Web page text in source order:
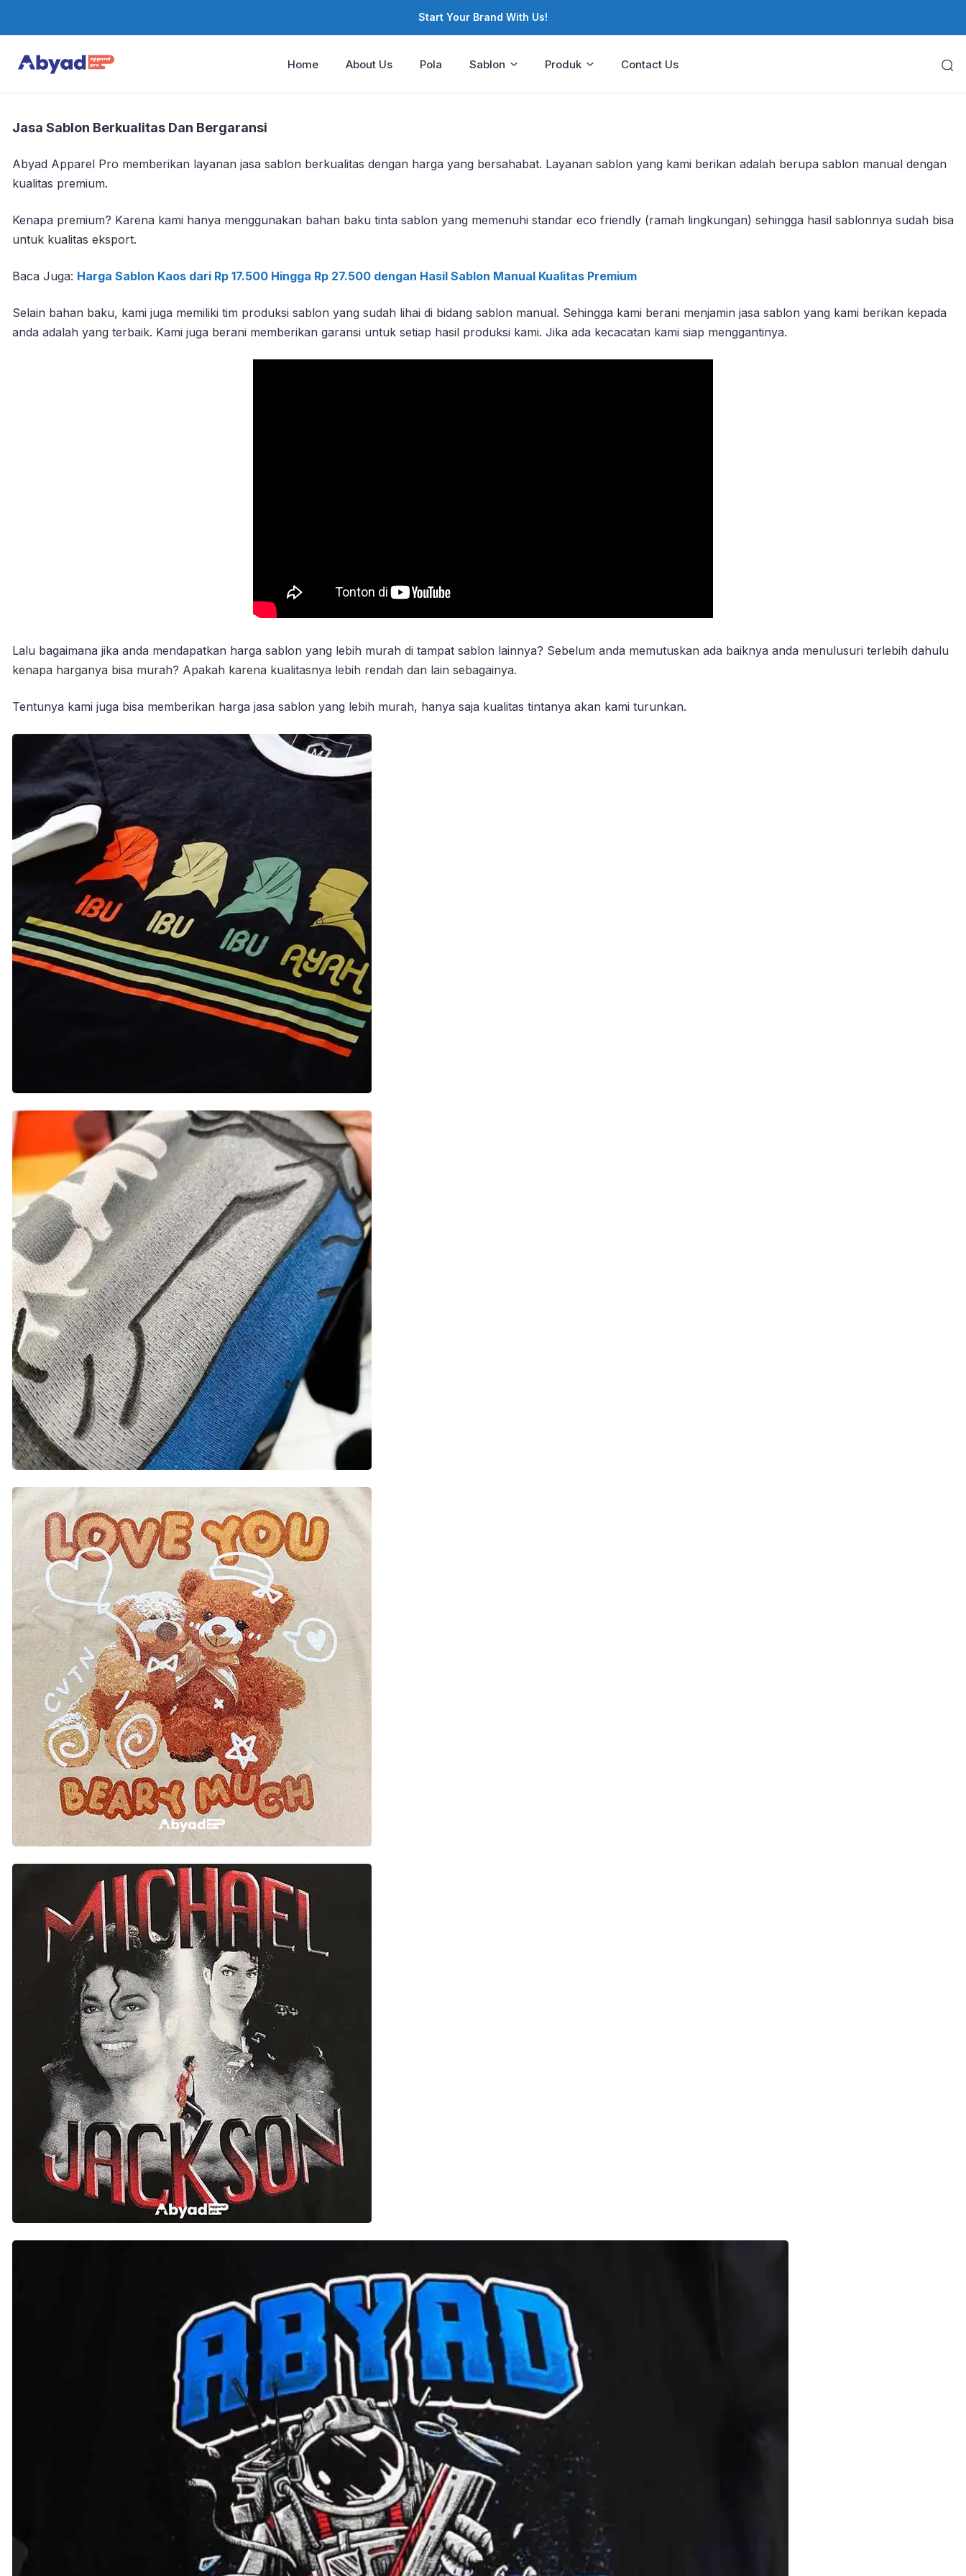
Start Your Brand With Us!
Home About Us Pola Sablon Produk Contact Us
Jasa Sablon Berkualitas Dan Bergaransi
Abyad Apparel Pro memberikan layanan jasa sablon berkualitas dengan harga yang bersahabat. Layanan sablon yang kami berikan adalah berupa sablon manual dengan
kualitas premium.
Kenapa premium? Karena kami hanya menggunakan bahan baku tinta sablon yang memenuhi standar eco friendly (ramah lingkungan) sehingga hasil sablonnya sudah bisa
untuk kualitas eksport.
Baca Juga: Harga Sablon Kaos dari Rp 17.500 Hingga Rp 27.500 dengan Hasil Sablon Manual Kualitas Premium
Selain bahan baku, kami juga memiliki tim produksi sablon yang sudah lihai di bidang sablon manual. Sehingga kami berani menjamin jasa sablon yang kami berikan kepada
anda adalah yang terbaik. Kami juga berani memberikan garansi untuk setiap hasil produksi kami. Jika ada kecacatan kami siap menggantinya.
Lalu bagaimana jika anda mendapatkan harga sablon yang lebih murah di tampat sablon lainnya? Sebelum anda memutuskan ada baiknya anda menulusuri terlebih dahulu
kenapa harganya bisa murah? Apakah karena kualitasnya lebih rendah dan lain sebagainya.
Tentunya kami juga bisa memberikan harga jasa sablon yang lebih murah, hanya saja kualitas tintanya akan kami turunkan.